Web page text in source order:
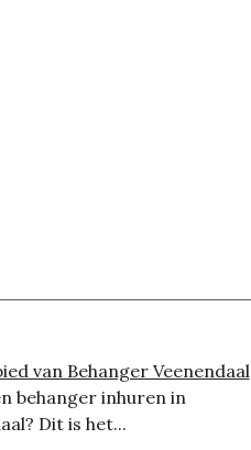
van Behanger Veenendaal
behanger inhuren in
Dit is het...